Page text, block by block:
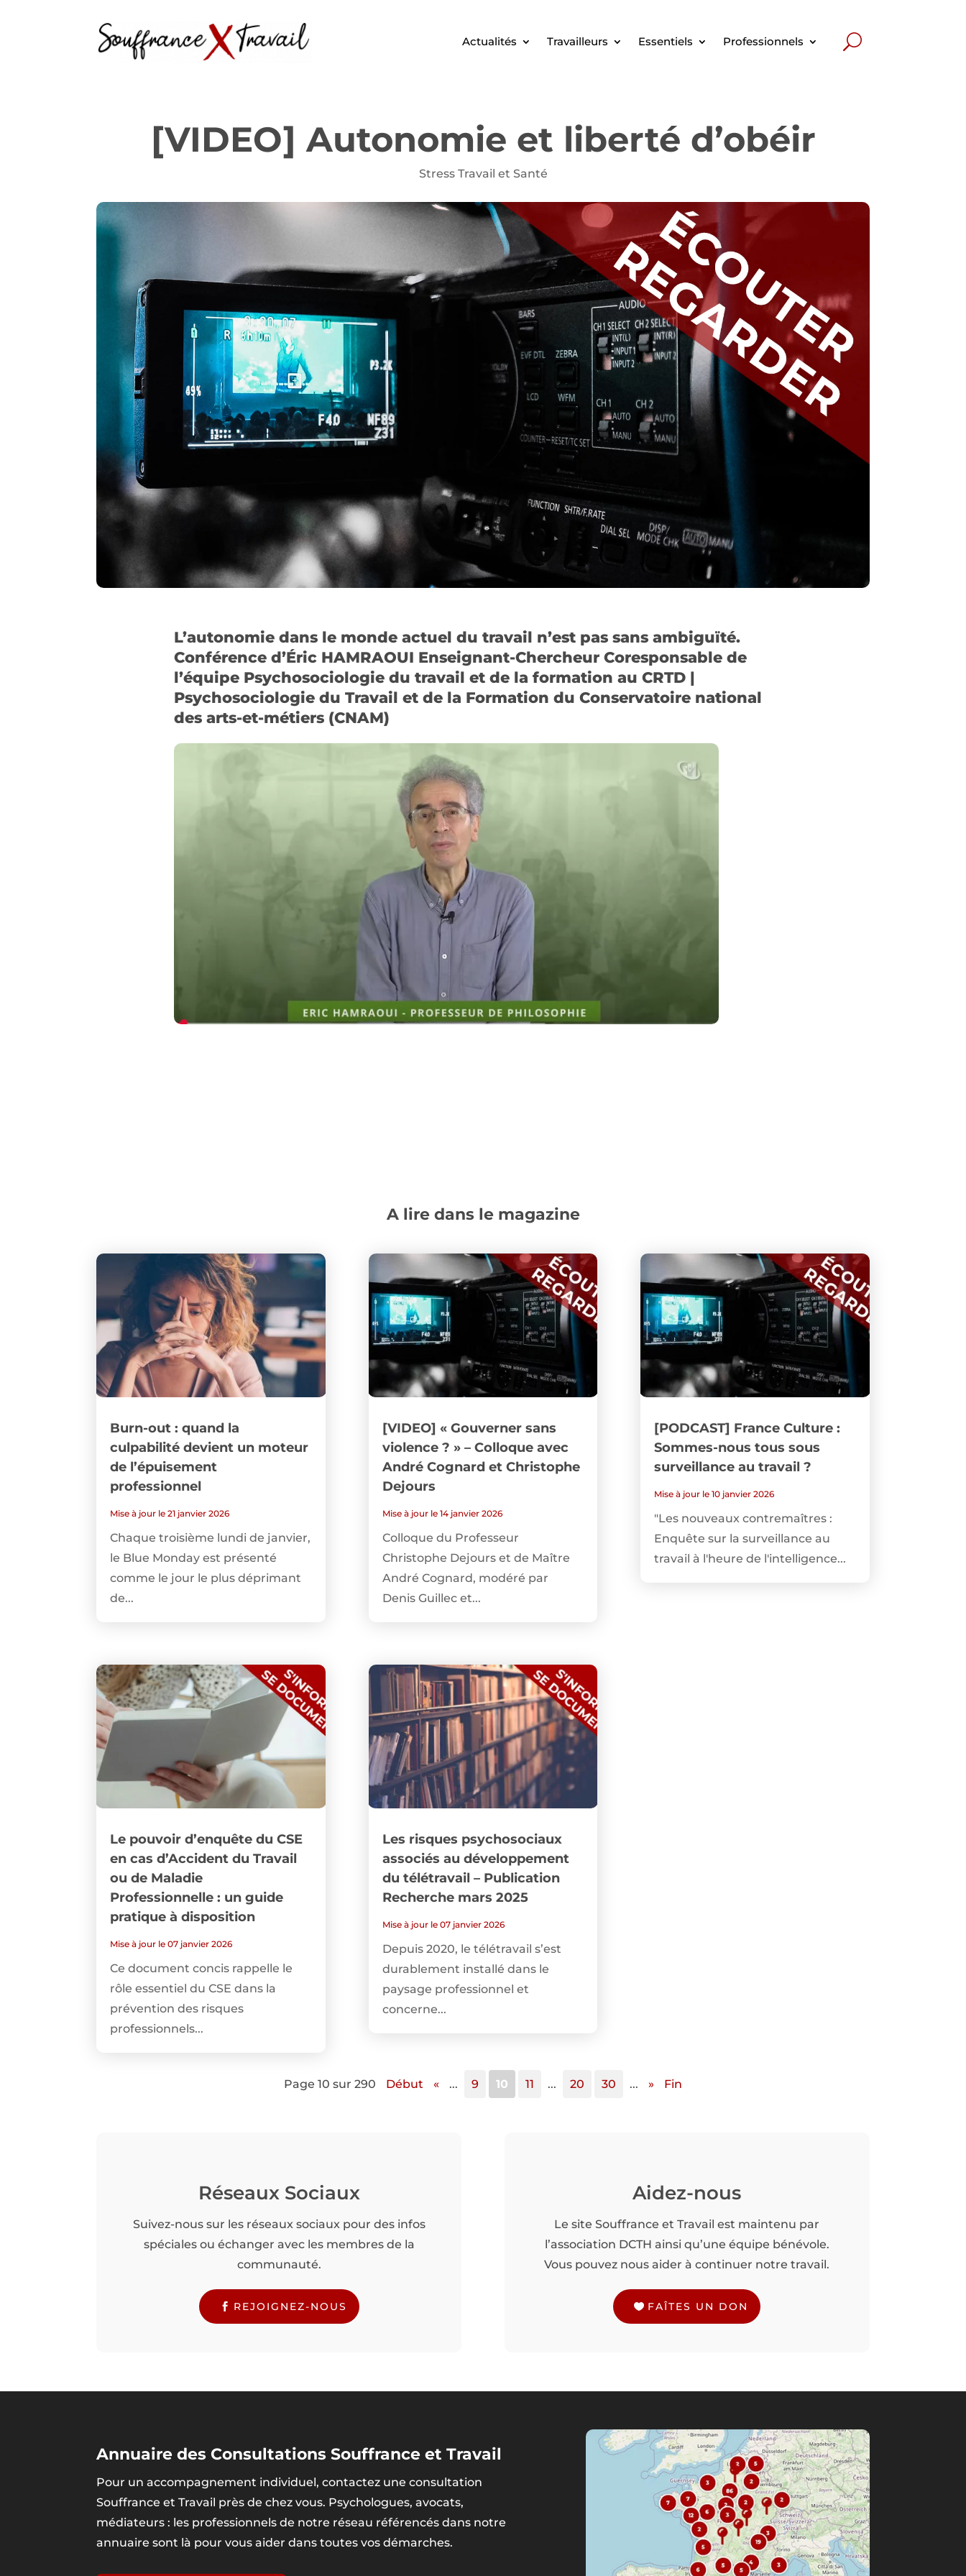
Actualités Travailleurs Essentiels Professionnels
[VIDEO] Autonomie et liberté d’obéir
Stress Travail et Santé
L’autonomie dans le monde actuel du travail n’est pas sans ambiguïté.
Conférence d’Éric HAMRAOUI Enseignant-Chercheur Coresponsable de
l’équipe Psychosociologie du travail et de la formation au CRTD |
Psychosociologie du Travail et de la Formation du Conservatoire national
des arts-et-métiers (CNAM)
A lire dans le magazine
Burn-out : quand la
culpabilité devient un moteur
de l’épuisement
professionnel
Mise à jour le 21 janvier 2026
Chaque troisième lundi de janvier,
le Blue Monday est présenté
comme le jour le plus déprimant
de...
Le pouvoir d’enquête du CSE
en cas d’Accident du Travail
ou de Maladie
Professionnelle : un guide
pratique à disposition
Mise à jour le 07 janvier 2026
Ce document concis rappelle le
rôle essentiel du CSE dans la
prévention des risques
professionnels...
[VIDEO] « Gouverner sans
violence ? » – Colloque avec
André Cognard et Christophe
Dejours
Mise à jour le 14 janvier 2026
Colloque du Professeur
Christophe Dejours et de Maître
André Cognard, modéré par
Denis Guillec et...
Les risques psychosociaux
associés au développement
du télétravail – Publication
Recherche mars 2025
Mise à jour le 07 janvier 2026
Depuis 2020, le télétravail s’est
durablement installé dans le
paysage professionnel et
concerne...
[PODCAST] France Culture :
Sommes-nous tous sous
surveillance au travail ?
Mise à jour le 10 janvier 2026
"Les nouveaux contremaîtres :
Enquête sur la surveillance au
travail à l'heure de l'intelligence...
Page 10 sur 290 Début « ... 9 10 11 ... 20 30 ... » Fin
Réseaux Sociaux
Suivez-nous sur les réseaux sociaux pour des infos
spéciales ou échanger avec les membres de la
communauté.
REJOIGNEZ-NOUS
Aidez-nous
Le site Souffrance et Travail est maintenu par
l’association DCTH ainsi qu’une équipe bénévole.
Vous pouvez nous aider à continuer notre travail.
FAÎTES UN DON
Annuaire des Consultations Souffrance et Travail
Pour un accompagnement individuel, contactez une consultation
Souffrance et Travail près de chez vous. Psychologues, avocats,
médiateurs : les professionnels de notre réseau référencés dans notre
annuaire sont là pour vous aider dans toutes vos démarches.